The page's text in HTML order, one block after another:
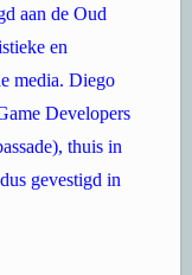
aan de Oud
en
media. Diego
Developers
thuis in
gevestigd in